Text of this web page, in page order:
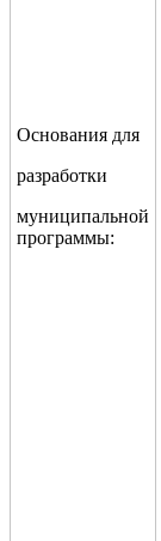
Основания для
разработки
муниципальной
программы: